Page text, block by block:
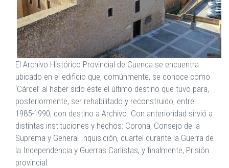
El Archivo Histórico Provincial de Cuenca se encuentra
ubicado en el edificio que, comúnmente, se conoce como
‘Cárcel’ al haber sido éste el último destino que tuvo para,
posteriormente, ser rehabilitado y reconstruido, entre
1985-1990, con destino a Archivo. Con anterioridad sirvió a
distintas instituciones y hechos: Corona, Consejo de la
Suprema y General Inquisición, cuartel durante la Guerra de
la Independencia y Guerras Carlistas, y finalmente, Prisión
provincial.